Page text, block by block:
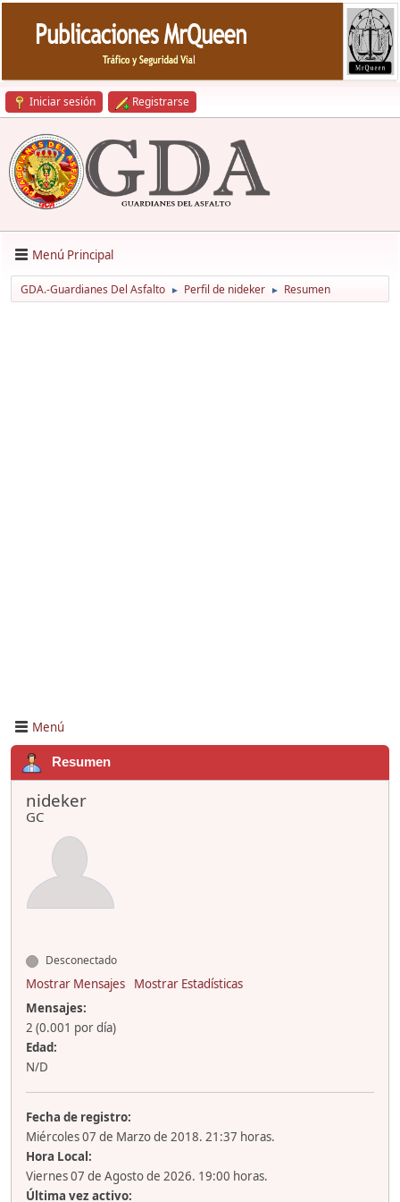
Iniciar sesión Registrarse
Menú Principal
GDA.-Guardianes Del Asfalto ► Perfil de nideker ► Resumen
Menú
Resumen
nideker
GC
Desconectado
Mostrar Mensajes
Mostrar Estadísticas
Mensajes:
2 (0.001 por día)
Edad:
N/D
Fecha de registro:
Miércoles 07 de Marzo de 2018. 21:37 horas.
Hora Local:
Viernes 07 de Agosto de 2026. 19:00 horas.
Última vez activo: